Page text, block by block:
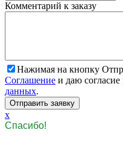
Комментарий к заказу
Нажимая на кнопку
Соглашение и даю согласие
данных.
x
Спасибо!